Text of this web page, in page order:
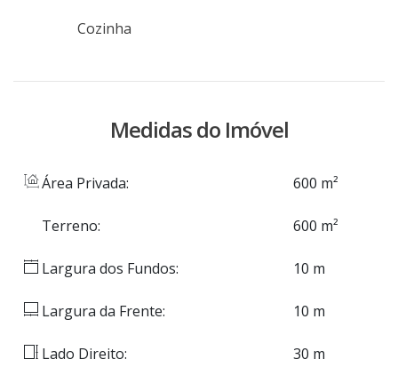
Cozinha
Medidas do Imóvel
Área Privada: 600 m²
Terreno: 600 m²
Largura dos Fundos: 10 m
Largura da Frente: 10 m
Lado Direito: 30 m